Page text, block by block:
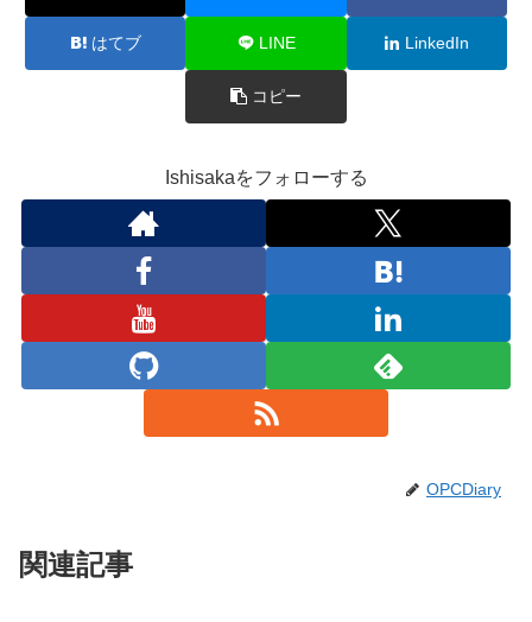
はてブ LINE LinkedIn
コピー
Ishisakaをフォローする
OPCDiary
関連記事